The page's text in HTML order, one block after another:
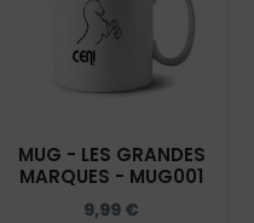
MUG - LES GRANDES
MARQUES - MUG001
9,99 €